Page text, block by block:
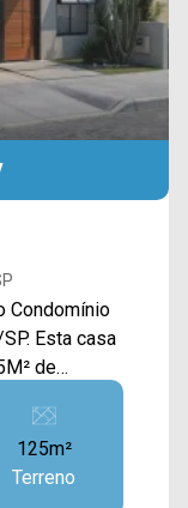
Condomínio
de
de estar e
com a
externa e
125m²
Terreno